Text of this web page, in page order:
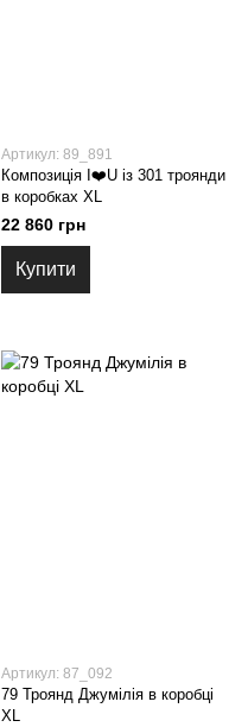
Артикул: 89_891
Композиція I❤️U із 301 троянди
в коробках XL
22 860 грн
Купити
Артикул: 87_092
79 Троянд Джумілія в коробці
XL